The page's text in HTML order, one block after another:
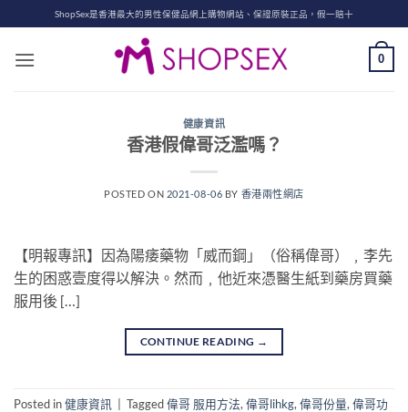
to
content
ShopSex是香港最大的男性保健品網上購物網站、保證原裝正品，假一賠十
0
健康資訊
香港假偉哥泛濫嗎？
POSTED ON 2021-08-06 BY 香港兩性網店
【明報專訊】因為陽痿藥物「威而鋼」（俗稱偉哥）﹐李先
生的困惑壹度得以解決。然而﹐他近來憑醫生紙到藥房買藥
服用後 […]
CONTINUE READING →
Posted in健康資訊 Tagged偉哥 服用方法, 偉哥lihkg, 偉哥份量, 偉哥功